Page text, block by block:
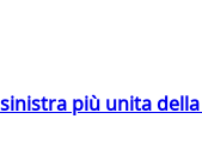
sinistra più unita